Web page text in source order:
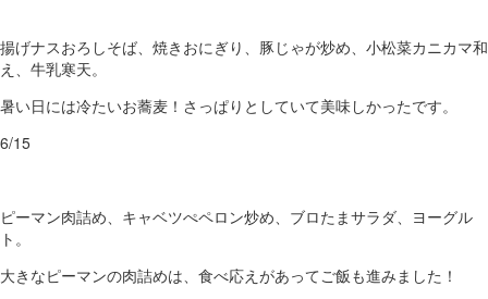
揚げナスおろしそば、焼きおにぎり、豚じゃが炒め、小松菜カニカマ和
え、牛乳寒天。
暑い日には冷たいお蕎麦！さっぱりとしていて美味しかったです。
6/15
ピーマン肉詰め、キャベツぺペロン炒め、ブロたまサラダ、ヨーグル
ト。
大きなピーマンの肉詰めは、食べ応えがあってご飯も進みました！